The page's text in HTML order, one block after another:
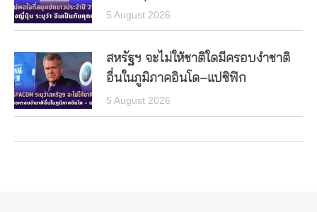
5 August 2026
สหรัฐฯ จะไม่ให้ชาติใดมีครอบงำชาติ
อื่นในภูมิภาคอินโด–แปซิฟิก
5 August 2026